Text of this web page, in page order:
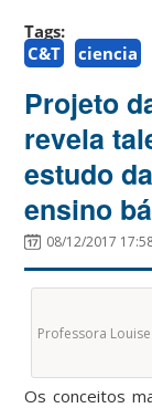
Tags:
C&T
ciencia
Projeto
revela
estudo
ensino
08/12/2017
Professora
Os conceitos